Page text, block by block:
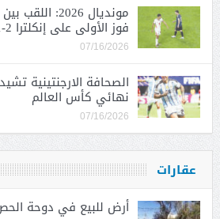
مونديال 2026:
فوز الأولى على إنكلترا 2-1
07/16/2026
الصحافة الارجنتينية
نهائي كأس العالم
07/16/2026
عقارات
أرض للبيع في دوحة